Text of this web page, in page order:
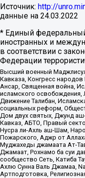
Источник: http://
данные на 24.03.2022
* Единый
иностранных и
в соответствии с
Федерации
Высший военный
Кавказа, Конгресс народов
Ансар, Священная война,
исламского освобождения,
Движение Талибан,
социальных реформ,
Дом двух святых, Джунд
Кавказ, АБТО, Правый
Нусра ли-Ахль аш-Шам,
Пожарского, Аджр от
Муджахеды джамаата Ат-
Джамаат, Рохнамо ба суи
сообщество Сеть, Катиба
Ахлю Сунна Валь Джамаа,
Артподготовка,